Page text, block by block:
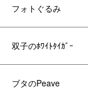
フォトぐるみ
双子のﾎﾜｲﾄﾀｲｶﾞｰ
ブタのPeave